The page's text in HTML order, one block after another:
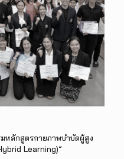
มหลักสูตรกายภาพบำบัดผู้สูง
Learning)”